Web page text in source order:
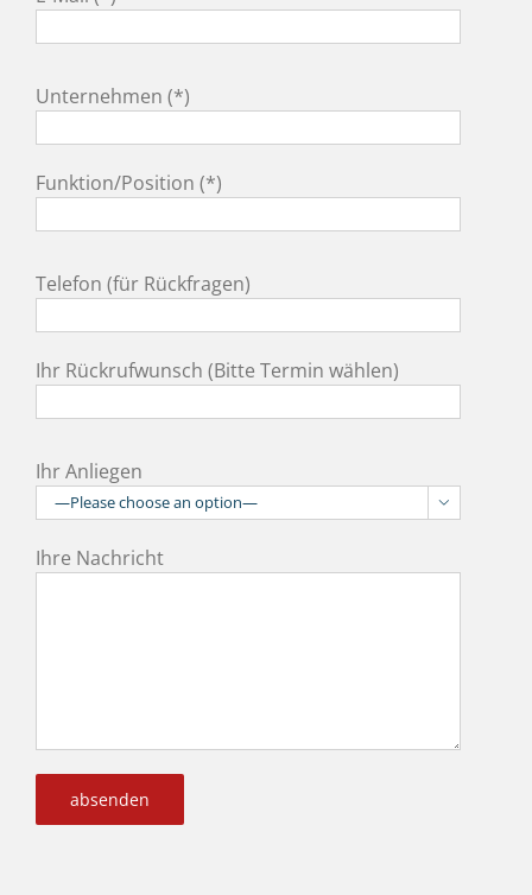
Unternehmen (*)
Funktion/Position (*)
Telefon (für Rückfragen)
Ihr Rückrufwunsch (Bitte Termin wählen)
Ihr Anliegen

Ihre Nachricht